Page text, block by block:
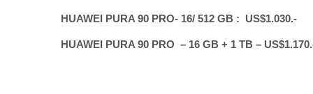
HUAWEI PURA 90 PRO- 16/ 512 GB : US$1.030.-
HUAWEI PURA 90 PRO – 16 GB + 1 TB –